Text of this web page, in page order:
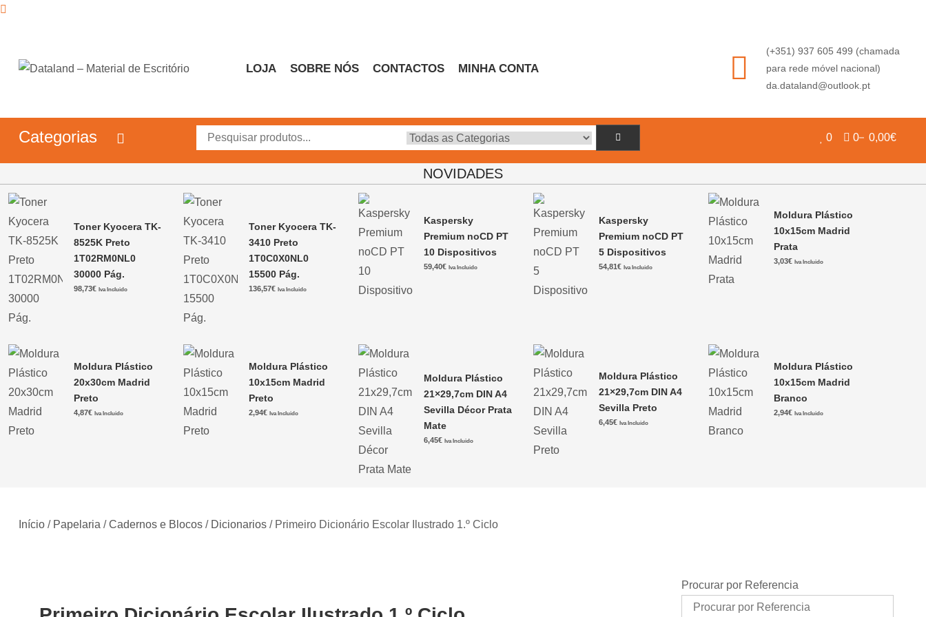
content
LOJA SOBRE NÓS CONTACTOS MINHA CONTA
(+351) 937 605 499 (chamada
para rede móvel nacional)
da.dataland@outlook.pt
Categorias 0 0 0,00€
NOVIDADES
Toner Kyocera TK-
8525K Preto
1T02RM0NL0
30000 Pág.
98,73€ Iva Incluido
Toner Kyocera TK-
3410 Preto
1T0C0X0NL0
15500 Pág.
136,57€ Iva Incluido
Kaspersky
Premium noCD PT
10 Dispositivos
59,40€ Iva Incluido
Kaspersky
Premium noCD PT
5 Dispositivos
54,81€ Iva Incluido
Moldura Plástico
10x15cm Madrid
Prata
3,03€ Iva Incluido
Moldura Plástico
20x30cm Madrid
Preto
4,87€ Iva Incluido
Moldura Plástico
10x15cm Madrid
Preto
2,94€ Iva Incluido
Moldura Plástico
21×29,7cm DIN A4
Sevilla Décor Prata
Mate
6,45€ Iva Incluido
Moldura Plástico
21×29,7cm DIN A4
Sevilla Preto
6,45€ Iva Incluido
Moldura Plástico
10x15cm Madrid
Branco
2,94€ Iva Incluido
Início/ Papelaria /Cadernos e Blocos/ Dicionarios/ Primeiro Dicionário Escolar Ilustrado 1.º Ciclo
Procurar por Referencia